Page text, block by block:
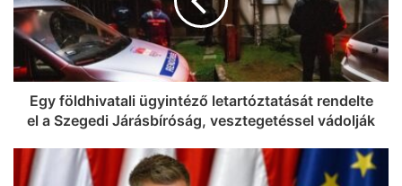
Egy földhivatali ügyintéző letartóztatását rendelte
el a Szegedi Járásbíróság, vesztegetéssel vádolják